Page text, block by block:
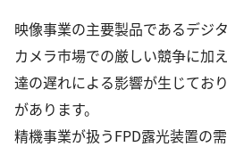
映像事業の主要製品であるデジ
カメラ市場での厳しい競争に加
達の遅れによる影響が生じてお
があります。
精機事業が扱うFPD露光装置の